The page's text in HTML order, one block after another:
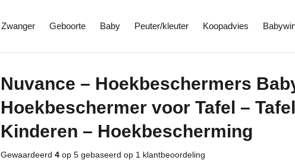
Zwanger Geboorte Baby Peuter/kleuter Koopadvies
Nuvance – Hoekbeschermers
Hoekbeschermer voor Tafel –
Kinderen – Hoekbescherming
Gewaardeerd 4 op 5 gebaseerd op 1 klantbeoordeling